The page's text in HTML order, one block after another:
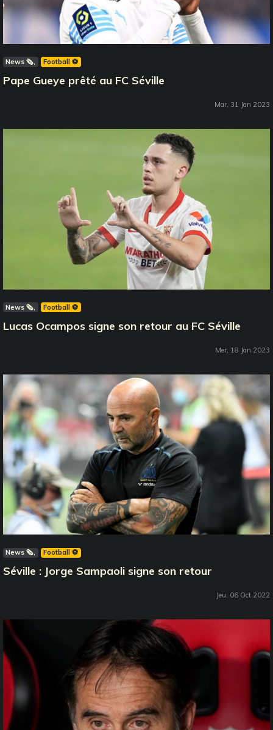
News 🗞️ Football ⚽️
Pape Gueye prêté au FC Séville
Mar, 31 Jan 2023
News 🗞️ Football ⚽️
Lucas Ocampos signe son retour au FC Séville
Mer, 18 Jan 2023
News 🗞️ Football ⚽️
Séville : Jorge Sampaoli signe son retour
Jeu, 06 Oct 2022